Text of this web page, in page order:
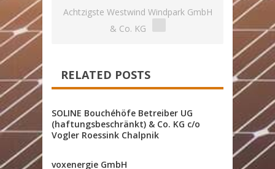
Achtzigste Westwind Windpark GmbH
& Co. KG
RELATED POSTS
SOLINE Bouchéhöfe Betreiber UG
(haftungsbeschränkt) & Co. KG c/o
Vogler Roessink Chalpnik
voxenergie GmbH